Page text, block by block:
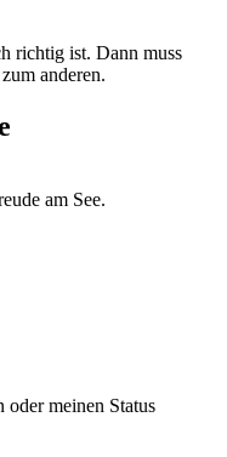
rich­tig ist. Dann muss
anderen.
am See.
oder mei­nen Sta­tus